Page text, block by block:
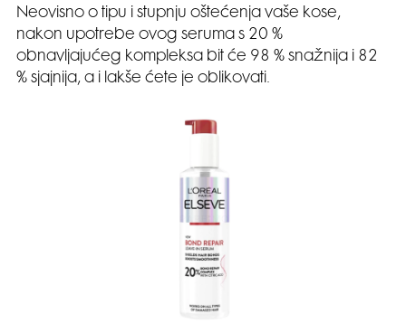
Neovisno o tipu i stupnju oštećenja vaše kose,
nakon upotrebe ovog seruma s 20 %
obnavljajućeg kompleksa bit će 98 % snažnija i 82
% sjajnija, a i lakše ćete je oblikovati.